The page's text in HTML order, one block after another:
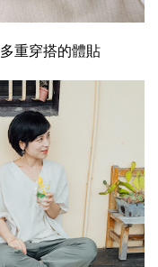
重穿搭的體貼